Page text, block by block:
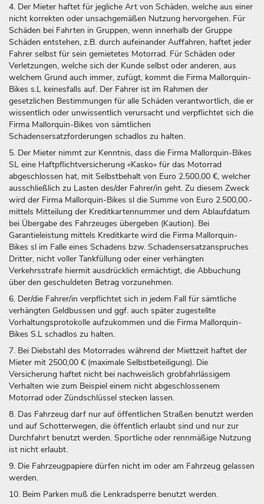
4. Der Mieter haftet für jegliche Art von Schäden, welche aus einer
nicht korrekten oder unsachgemäßen Nutzung hervorgehen. Für
Schäden bei Fahrten in Gruppen, wenn innerhalb der Gruppe
Schäden entstehen, z.B. durch aufeinander Auffahren, haftet jeder
Fahrer selbst für sein gemietetes Motorrad. Für Schäden oder
Verletzungen, welche sich der Kunde selbst oder anderen, aus
welchem Grund auch immer, zufügt, kommt die Firma Mallorquin-
Bikes s.L keinesfalls auf. Der Fahrer ist im Rahmen der
gesetzlichen Bestimmungen für alle Schäden verantwortlich, die er
wissentlich oder unwissentlich verursacht und verpflichtet sich die
Firma Mallorquin-Bikes von sämtlichen
Schadensersatzforderungen schadlos zu halten.
5. Der Mieter nimmt zur Kenntnis, dass die Firma Mallorquin-Bikes
SL eine Haftpflichtversicherung «Kasko» für das Motorrad
abgeschlossen hat, mit Selbstbehalt von Euro 2.500,00 €, welcher
ausschließlich zu Lasten des/der Fahrer/in geht. Zu diesem Zweck
wird der Firma Mallorquin-Bikes sl die Summe von Euro 2.500,00.-
mittels Mitteilung der Kreditkartennummer und dem Ablaufdatum
bei Übergabe des Fahrzeuges übergeben (Kaution). Bei
Garantieleistung mittels Kreditkarte wird die Firma Mallorquin-
Bikes sl im Falle eines Schadens bzw. Schadensersatzanspruches
Dritter, nicht voller Tankfüllung oder einer verhängten
Verkehrsstrafe hiermit ausdrücklich ermächtigt, die Abbuchung
über den geschuldeten Betrag vorzunehmen.
6. Der/die Fahrer/in verpflichtet sich in jedem Fall für sämtliche
verhängten Geldbussen und ggf. auch später zugestellte
Vorhaltungsprotokolle aufzukommen und die Firma Mallorquin-
Bikes S.L schadlos zu halten.
7. Bei Diebstahl des Motorrades während der Miettzeit haftet der
Mieter mit 2500,00 € (maximale Selbstbeteiligung). Die
Versicherung haftet nicht bei nachweislich grobfahrlässigem
Verhalten wie zum Beispiel einem nicht abgeschlossenem
Motorrad oder Zündschlüssel stecken lassen.
8. Das Fahrzeug darf nur auf öffentlichen Straßen benutzt werden
und auf Schotterwegen, die öffentlich erlaubt sind und nur zur
Durchfahrt benutzt werden. Sportliche oder rennmäßige Nutzung
ist nicht erlaubt.
9. Die Fahrzeugpapiere dürfen nicht im oder am Fahrzeug gelassen
werden.
10. Beim Parken muß die Lenkradsperre benutzt werden.